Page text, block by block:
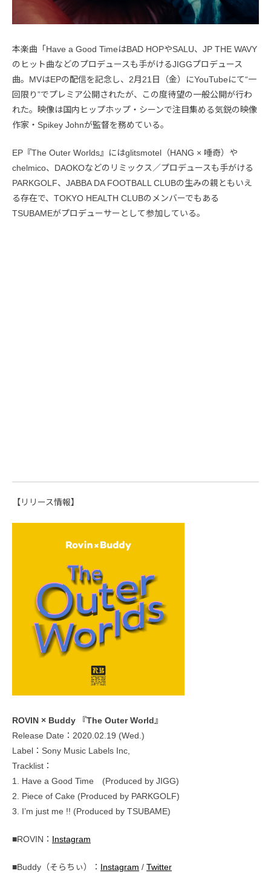
本楽曲「Have a Good TimeはBAD HOPやSALU、JP THE WAVY
のヒット曲などのプロデュースも手がけるJIGGプロデュース
曲。MVはEPの配信を記念し、2月21日（金）にYouTubeにて“一
回限り”でプレミア公開されたが、この度待望の一般公開が行わ
れた。映像は国内ヒップホップ・シーンで注目集める気鋭の映像
作家・Spikey Johnが監督を務めている。
EP『The Outer Worlds』にはglitsmotel（HANG × 唾奇）や
chelmico、DAOKOなどのリミックス／プロデュースも手がける
PARKGOLF、JABBA DA FOOTBALL CLUBの生みの親ともいえ
る存在で、TOKYO HEALTH CLUBのメンバーでもある
TSUBAMEがプロデューサーとして参加している。
【リリース情報】
ROVIN × Buddy 『The Outer World』
Release Date：2020.02.19 (Wed.)
Label：Sony Music Labels Inc,
Tracklist：
1. Have a Good Time (Produced by JIGG)
2. Piece of Cake (Produced by PARKGOLF)
3. I’m just me !! (Produced by TSUBAME)
■ROVIN： Instagram
■Buddy（そらちぃ）： Instagram / Twitter